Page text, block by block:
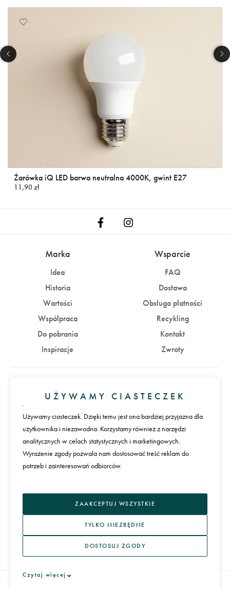
Żarówka iQ LED barwa neutralna 4000K, gwint E27
11,90 zł
Marka
Idea
Historia
Wartości
Współpraca
Do pobrania
Inspiracje
Wsparcie
FAQ
Dostawa
Obsługa płatności
Recykling
Kontakt
Zwroty
Zaloguj się Załóż konto
Płatności
Język
REGULAMIN I POLITYKA PRYWATNOŚCI
UŻYWAMY CIASTECZEK
Używamy ciasteczek. Dzięki temu jest ona bardziej przyjazna dla
użytkownika i niezawodna. Korzystamy również z narzędzi
analitycznych w celach statystycznych i marketingowych.
Wyrażenie zgody pozwala nam dostosować treść reklam do
potrzeb i zainteresowań odbiorców.
ZAAKCEPTUJ WSZYSTKIE
TYLKO NIEZBĘDNE
DOSTOSUJ ZGODY
Czytaj więcej